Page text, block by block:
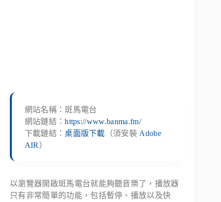
網站名稱：斑馬電台
網站鏈結：https://www.banma.fm/
下載鏈結：桌面版下載 （須安裝 Adobe
AIR ）
以瀏覽器開啟斑馬電台就能夠聽音樂了，播放器
只有非常簡單的功能，包括暫停、播放以及快